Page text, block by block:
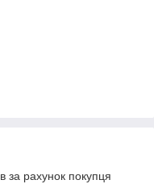
за рахунок покупця